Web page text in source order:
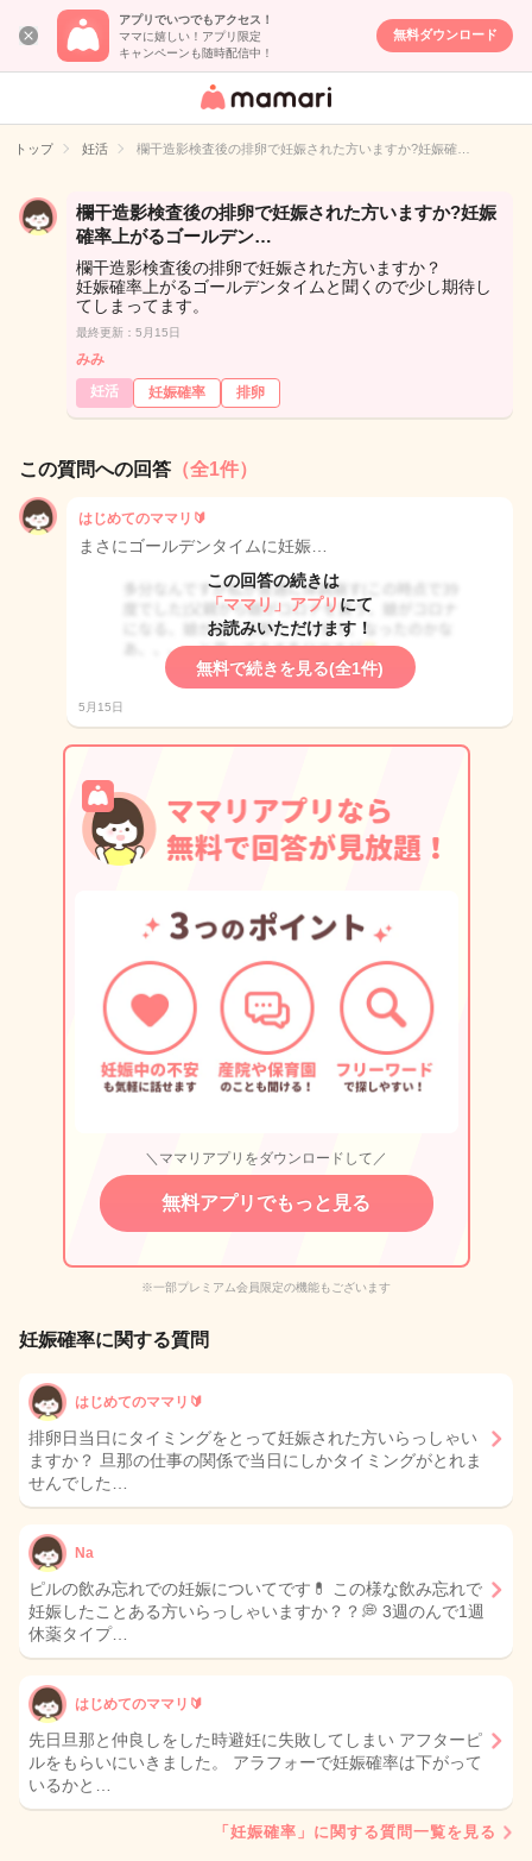
アプリでいつでもアクセス！
ママに嬉しい！アプリ限定
キャンペーンも随時配信中！
無料ダウンロード
女性専用匿名QA
イト
トップ 妊活 欄干造影検査後の排卵で妊娠された方いますか?妊娠確…
欄干造影検査後の排卵で妊娠された方いますか?妊娠
確率上がるゴールデン…
欄干造影検査後の排卵で妊娠された方いますか？
妊娠確率上がるゴールデンタイムと聞くので少し期待し
てしまってます。
最終更新：5月15日
みみ
妊活
妊娠確率 排卵
この質問への回答 （全1件）
はじめてのママリ🔰
まさにゴールデンタイムに妊娠…
この回答の続きは
「ママリ」アプリ にて
お読みいただけます！
無料で続きを見る(全1件)
5月15日
＼ママリアプリをダウンロードして／
無料アプリでもっと見る
※一部プレミアム会員限定の機能もございます
妊娠確率に関する質問
はじめてのママリ🔰
排卵日当日にタイミングをとって妊娠された方いらっしゃい
ますか？ 旦那の仕事の関係で当日にしかタイミングがとれま
せんでした…
Na
ピルの飲み忘れでの妊娠についてです💊 この様な飲み忘れで
妊娠したことある方いらっしゃいますか？？💭 3週のんで1週
休薬タイプ…
はじめてのママリ🔰
先日旦那と仲良しをした時避妊に失敗してしまい アフターピ
ルをもらいにいきました。 アラフォーで妊娠確率は下がって
いるかと…
「妊娠確率」に関する質問一覧を見る